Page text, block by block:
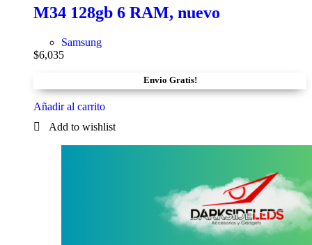
M34 128gb 6 RAM, nuevo
Samsung
$6,035
Envio Gratis!
Añadir al carrito